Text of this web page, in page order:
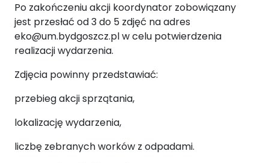
Po zakończeniu akcji koordynator zobowiązany
jest przesłać od 3 do 5 zdjęć na adres
eko@um.bydgoszcz.pl w celu potwierdzenia
realizacji wydarzenia.
Zdjęcia powinny przedstawiać:
przebieg akcji sprzątania,
lokalizację wydarzenia,
liczbę zebranych worków z odpadami.